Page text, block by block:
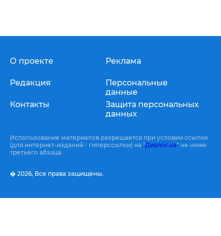
О проекте
Редакция
Контакты
Реклама
Персональные
данные
Защита персональных
данных
Использование материалов разрешается при условии ссылки
(для интернет-изданий - гиперссылки) на "Диалог.ua" не ниже
третьего абзаца.
� 2026, Все права защищены.